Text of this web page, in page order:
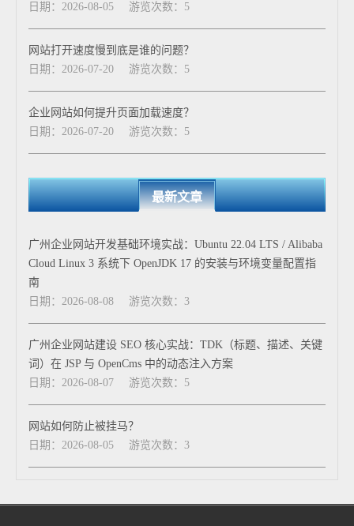
日期：2026-08-05
游览次数：5
网站打开速度慢到底是谁的问题？
日期：2026-07-20
游览次数：5
企业网站如何提升页面加载速度？
日期：2026-07-20
游览次数：5
最新文章
广州企业网站开发基础环境实战：Ubuntu 22.04 LTS / Alibaba
Cloud Linux 3 系统下 OpenJDK 17 的安装与环境变量配置指
南
日期：2026-08-08
游览次数：3
广州企业网站建设 SEO 核心实战：TDK（标题、描述、关键
词）在 JSP 与 OpenCms 中的动态注入方案
日期：2026-08-07
游览次数：5
网站如何防止被挂马？
日期：2026-08-05
游览次数：3